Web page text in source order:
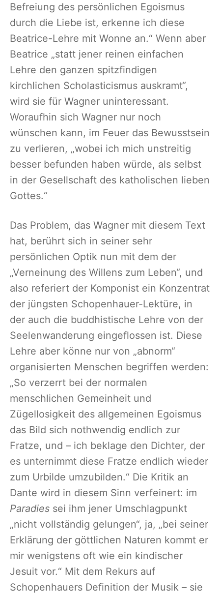
Befreiung des persönlichen Egoismus
durch die Liebe ist, erkenne ich diese
Beatrice-Lehre mit Wonne an.“ Wenn aber
Beatrice „statt jener reinen einfachen
Lehre den ganzen spitzfindigen
kirchlichen Scholasticismus auskramt“,
wird sie für Wagner uninteressant.
Woraufhin sich Wagner nur noch
wünschen kann, im Feuer das Bewusstsein
zu verlieren, „wobei ich mich unstreitig
besser befunden haben würde, als selbst
in der Gesellschaft des katholischen lieben
Gottes.“
Das Problem, das Wagner mit diesem Text
hat, berührt sich in seiner sehr
persönlichen Optik nun mit dem der
„Verneinung des Willens zum Leben“, und
also referiert der Komponist ein Konzentrat
der jüngsten Schopenhauer-Lektüre, in
der auch die buddhistische Lehre von der
Seelenwanderung eingeflossen ist. Diese
Lehre aber könne nur von „abnorm“
organisierten Menschen begriffen werden:
„So verzerrt bei der normalen
menschlichen Gemeinheit und
Zügellosigkeit des allgemeinen Egoismus
das Bild sich nothwendig endlich zur
Fratze, und – ich beklage den Dichter, der
es unternimmt diese Fratze endlich wieder
zum Urbilde umzubilden.“ Die Kritik an
Dante wird in diesem Sinn verfeinert: im
Paradies sei ihm jener Umschlagpunkt
„nicht vollständig gelungen“, ja, „bei seiner
Erklärung der göttlichen Naturen kommt er
mir wenigstens oft wie ein kindischer
Jesuit vor.“ Mit dem Rekurs auf
Schopenhauers Definition der Musik – sie